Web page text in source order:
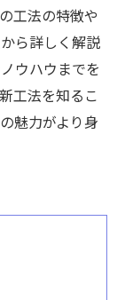
工法の特徴や
ら詳しく解説
ウハウまでを
工法を知るこ
魅力がより身